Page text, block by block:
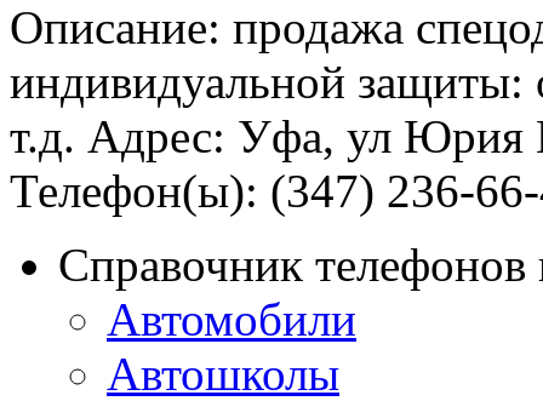
Описание: продажа
индивидуальной защиты:
т.д. Адрес: Уфа, ул Юрия
Телефон(ы): (347) 236-
Справочник
Автомобили
Автошколы